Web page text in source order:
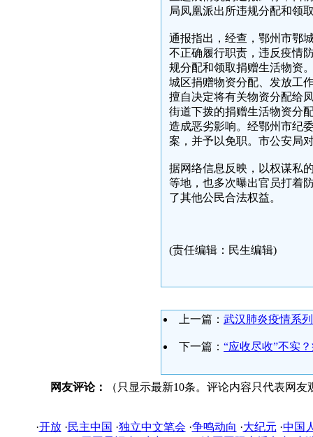
局凤凰派出所违规分配和领
通报指出，经查，鄂州市鄂
不正确履行职责，违反疫情
规分配和领取捐赠生活物资
城区捐赠物资分配、发放工
擅自决定将有关物资分配给
街道下拨的捐赠生活物资分
造成恶劣影响。经鄂州市纪
案，并予以免职。市公安局
据网络信息反映，以权谋私
等地，也多次曝出官员打着
了其他公民合法权益。
(责任编辑：民生编辑)
上一篇： 武汉肺炎疫情系
下一篇： “应收尽收”不实
网友评论： （只显示最新10条。评论内容只代表网
·开放·民主中国 ·独立中文笔会 ·争鸣动向 ·大纪元 ·中国